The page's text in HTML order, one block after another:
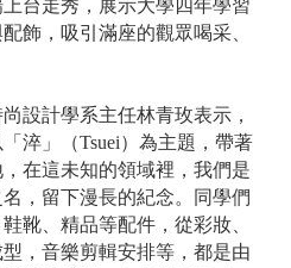
上台走秀，展示大學四年學習
飾，吸引滿座的觀眾喝采、
設計學系主任林青玫表示，
淬」（Tsuei）為主題，帶著
在這未知的領域裡，我們是
，留下漫長的紀念。同學們
靴、精品等配件，從彩妝、
，音樂剪輯安排等，都是由